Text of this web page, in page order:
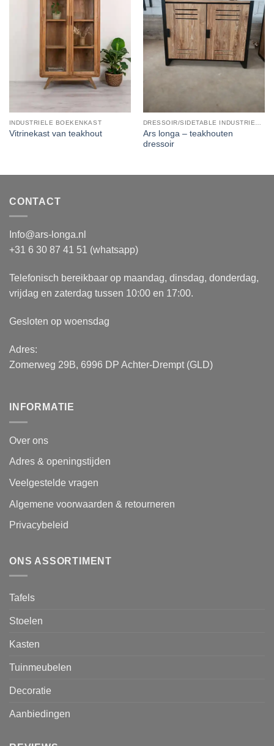
INDUSTRIELE BOEKENKAST
Vitrinekast van teakhout
Ars longa – teakhouten
dressoir
CONTACT
Info@ars-longa.nl
+31 6 30 87 41 51 (whatsapp)
Telefonisch bereikbaar op maandag, dinsdag, donderdag,
vrijdag en zaterdag tussen 10:00 en 17:00.
Gesloten op woensdag
Adres:
Zomerweg 29B, 6996 DP Achter-Drempt (GLD)
INFORMATIE
Over ons
Adres & openingstijden
Veelgestelde vragen
Algemene voorwaarden & retourneren
Privacybeleid
ONS ASSORTIMENT
Tafels
Stoelen
Kasten
Tuinmeubelen
Decoratie
Aanbiedingen